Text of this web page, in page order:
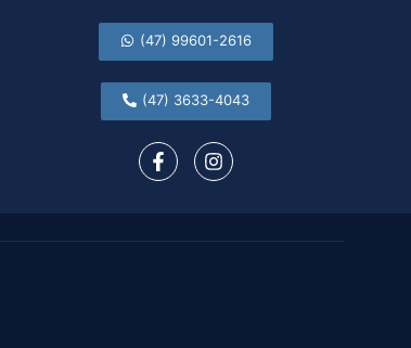
(47) 99601-2616
(47) 3633-4043